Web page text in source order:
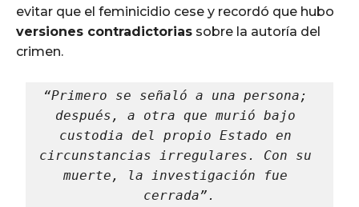
evitar que el feminicidio cese y recordó que hubo
versiones contradictorias sobre la autoría del
crimen.
“Primero se señaló a una persona;
después, a otra que murió bajo
custodia del propio Estado en
circunstancias irregulares. Con su
muerte, la investigación fue
cerrada”.